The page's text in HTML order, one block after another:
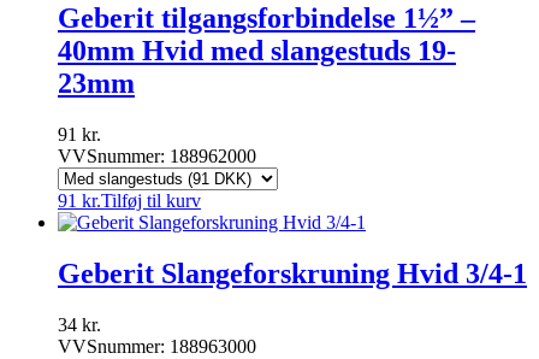
Geberit tilgangsforbindelse 1½” –
40mm Hvid med slangestuds 19-
23mm
91 kr.
VVSnummer: 188962000
91 kr.Tilføj til kurv
Geberit Slangeforskruning Hvid 3/4-1
34 kr.
VVSnummer: 188963000